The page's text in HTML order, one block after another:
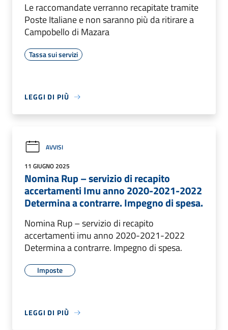
Le raccomandate verranno recapitate tramite
Poste Italiane e non saranno più da ritirare a
Campobello di Mazara
Tassa sui servizi
LEGGI DI PIÙ
AVVISI
11 GIUGNO 2025
Nomina Rup – servizio di recapito
accertamenti Imu anno 2020-2021-2022
Determina a contrarre. Impegno di spesa.
Nomina Rup – servizio di recapito
accertamenti imu anno 2020-2021-2022
Determina a contrarre. Impegno di spesa.
Imposte
LEGGI DI PIÙ